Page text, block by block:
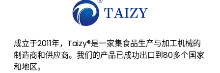
成立于2011年，Taizy®是一家集食品生产与加工机械的
制造商和供应商。我们的产品已成功出口到80多个国家
和地区。